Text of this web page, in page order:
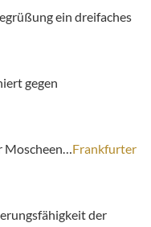
ein dreifaches
gegen
Moscheen…Frankfurter
der